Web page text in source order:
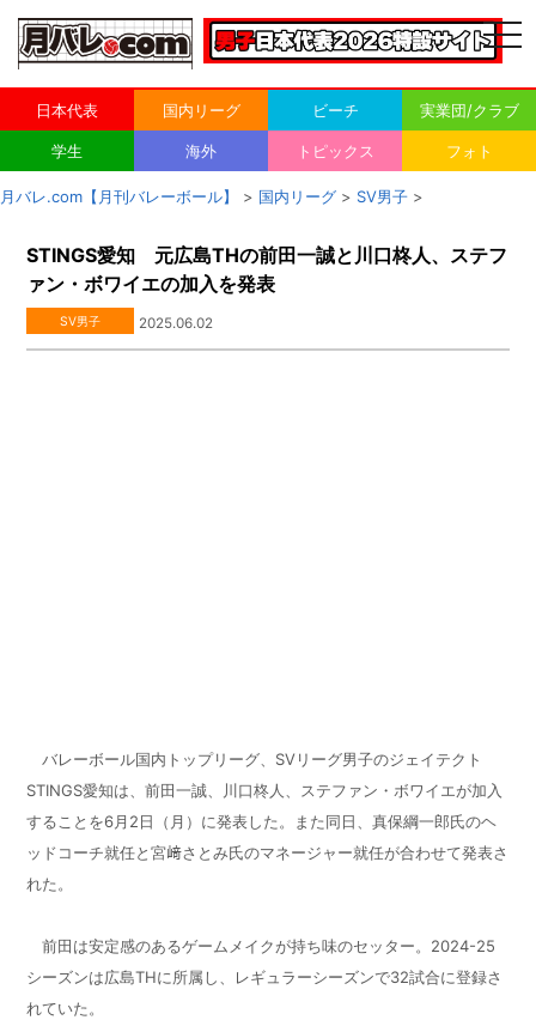
日本代表 国内リーグ ビーチ 実業団/クラブ
学生 海外 トピックス フォト
月バレ.com【月刊バレーボール】 > 国内リーグ > SV男子 >
STINGS愛知 元広島THの前田一誠と川口柊人、ステフ
ァン・ボワイエの加入を発表
SV男子 2025.06.02
バレーボール国内トップリーグ、SVリーグ男子のジェイテクト
STINGS愛知は、前田一誠、川口柊人、ステファン・ボワイエが加入
することを6月2日（月）に発表した。また同日、真保綱一郎氏のヘ
ッドコーチ就任と宮﨑さとみ氏のマネージャー就任が合わせて発表さ
れた。
前田は安定感のあるゲームメイクが持ち味のセッター。2024-25
シーズンは広島THに所属し、レギュラーシーズンで32試合に登録さ
れていた。